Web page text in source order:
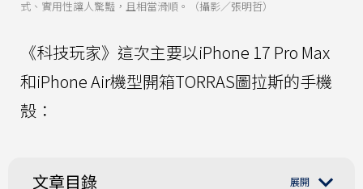
式、實用性讓人驚豔，且相當滑順。（攝影／張明哲）
《科技玩家》這次主要以iPhone 17 Pro Max
和iPhone Air機型開箱TORRAS圖拉斯的手機
殼：
文章目錄